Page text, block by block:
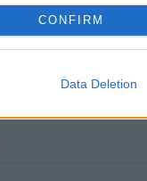
CONFIRM
Data Deletion
Negrįžo iš Jūros
Geltonuoja